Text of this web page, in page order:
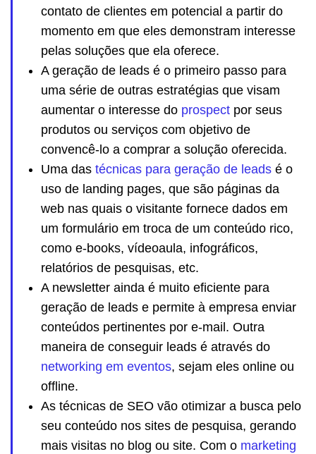
contato de clientes em potencial a partir do
momento em que eles demonstram interesse
pelas soluções que ela oferece.
A geração de leads é o primeiro passo para
uma série de outras estratégias que visam
aumentar o interesse do prospect por seus
produtos ou serviços com objetivo de
convencê-lo a comprar a solução oferecida.
Uma das técnicas para geração de leads é o
uso de landing pages, que são páginas da
web nas quais o visitante fornece dados em
um formulário em troca de um conteúdo rico,
como e-books, vídeoaula, infográficos,
relatórios de pesquisas, etc.
A newsletter ainda é muito eficiente para
geração de leads e permite à empresa enviar
conteúdos pertinentes por e-mail. Outra
maneira de conseguir leads é através do
networking em eventos, sejam eles online ou
offline.
As técnicas de SEO vão otimizar a busca pelo
seu conteúdo nos sites de pesquisa, gerando
mais visitas no blog ou site. Com o marketing